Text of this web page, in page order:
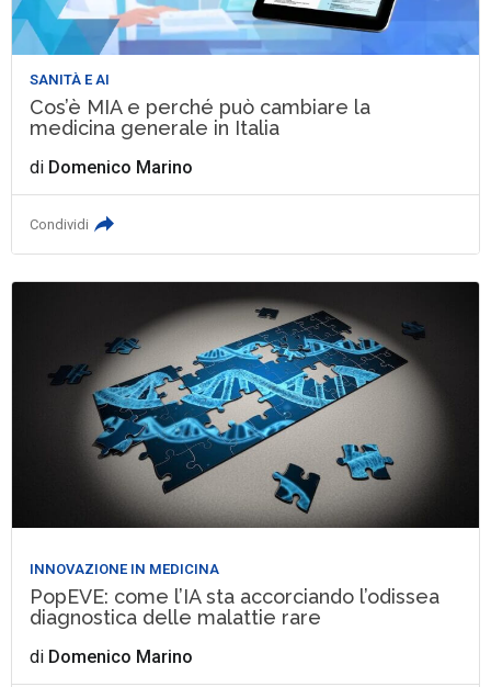
SANITÀ E AI
Cos’è MIA e perché può cambiare la
medicina generale in Italia
di Domenico Marino
Condividi
INNOVAZIONE IN MEDICINA
PopEVE: come l’IA sta accorciando l’odissea
diagnostica delle malattie rare
di Domenico Marino